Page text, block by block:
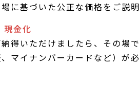
に基づいた公正な価格をご説明
現金化
得いただけましたら、その場
マイナンバーカードなど）が